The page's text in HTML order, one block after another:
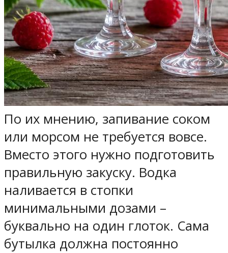
По их мнению, запивание соком
или морсом не требуется вовсе.
Вместо этого нужно подготовить
правильную закуску. Водка
наливается в стопки
минимальными дозами –
буквально на один глоток. Сама
бутылка должна постоянно